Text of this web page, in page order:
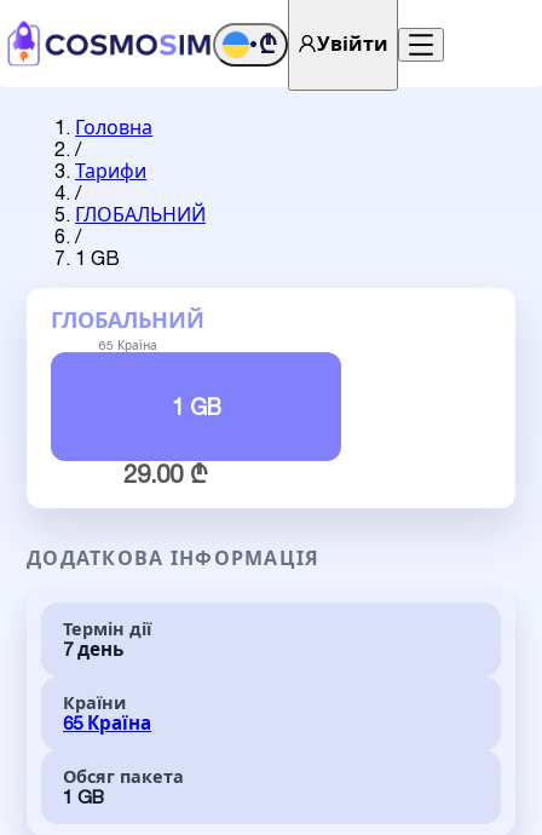
•₾ Увійти
Головна
/
Тарифи
/
ГЛОБАЛЬНИЙ
/
1 GB
ГЛОБАЛЬНИЙ
65 Країна
1 GB
29.00 ₾
ДОДАТКОВА ІНФОРМАЦІЯ
Термін дії
7 день
Країни
65 Країна
Обсяг пакета
1 GB